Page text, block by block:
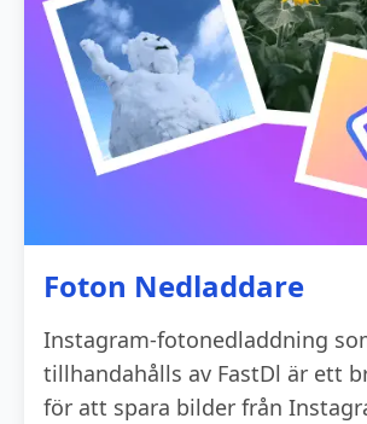
Foton Nedladdare
Instagram-fotonedladdning
tillhandahålls av FastDl är ett
för att spara bilder från